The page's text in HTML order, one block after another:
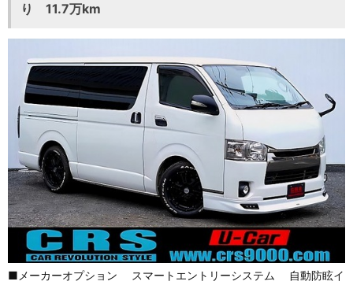
り 11.7万km
■メーカーオプション スマートエントリーシステム 自動防眩イ